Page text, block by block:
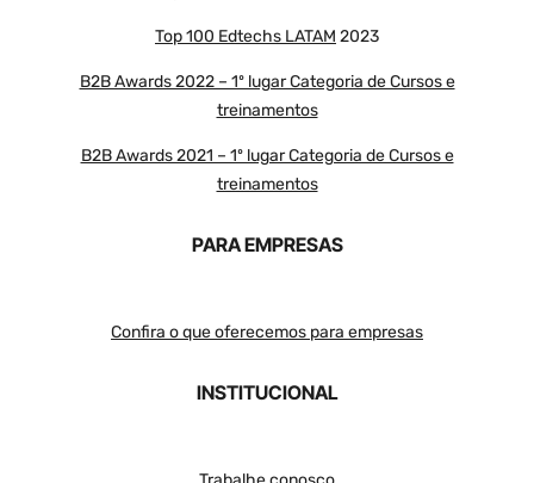
Top 100 Edtechs LATAM 2023
B2B Awards 2022 – 1º lugar Categoria de Cursos e
treinamentos
B2B Awards 2021 – 1º lugar Categoria de Cursos e
treinamentos
PARA EMPRESAS
Confira o que oferecemos para empresas
INSTITUCIONAL